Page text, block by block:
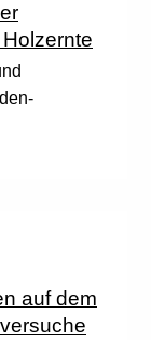
auf dem